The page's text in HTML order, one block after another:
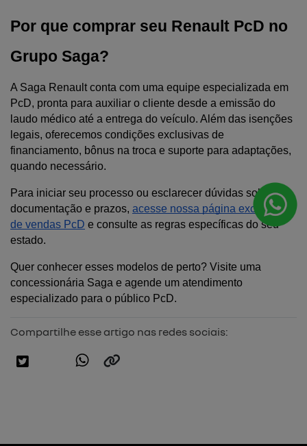
Por que comprar seu Renault PcD no
Grupo Saga?
A Saga Renault conta com uma equipe especializada em
PcD, pronta para auxiliar o cliente desde a emissão do
laudo médico até a entrega do veículo. Além das isenções
legais, oferecemos condições exclusivas de
financiamento, bônus na troca e suporte para adaptações,
quando necessário.
Para iniciar seu processo ou esclarecer dúvidas sobre
documentação e prazos, acesse nossa página exclusiva
de vendas PcD e consulte as regras específicas do seu
estado.
Quer conhecer esses modelos de perto? Visite uma
concessionária Saga e agende um atendimento
especializado para o público PcD.
Compartilhe esse artigo nas redes sociais: